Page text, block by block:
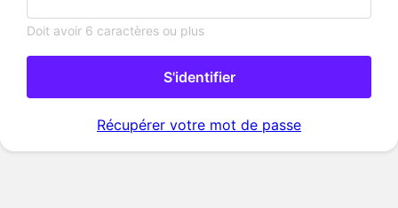
Doit avoir 6 caractères ou plus
S'identifier
Récupérer votre mot de passe